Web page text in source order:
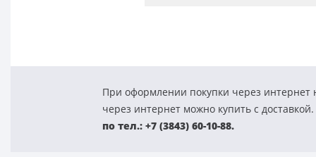
При оформлении покупки через интернет
через интернет можно купить с
по тел.: +7 (3843) 60-10-88.